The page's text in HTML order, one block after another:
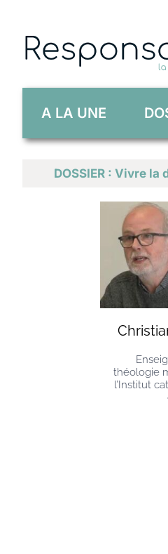
content
A LA UNE
DOSSIER : Vivre
théologie
l’Institut